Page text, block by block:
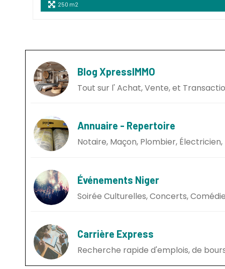
250 m2
Blog XpressIMMO
Tout sur l' Achat, Vente, et
Annuaire - Repertoire
Notaire, Maçon, Plombier,
Événements Niger
Soirée Culturelles, Concerts,
Carrière Express
Recherche rapide d'emplois, de